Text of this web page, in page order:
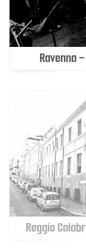
Ravenna
Reggio